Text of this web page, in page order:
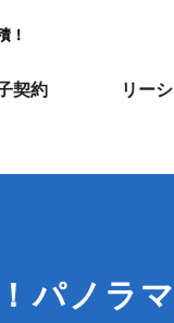
！
契約 リー
パノラ